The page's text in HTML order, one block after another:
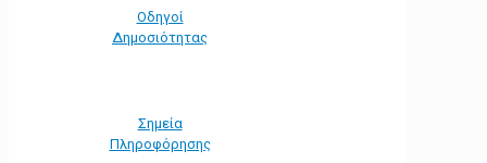
Οδηγοί
Δημοσιότητας
Σημεία
Πληροφόρησης